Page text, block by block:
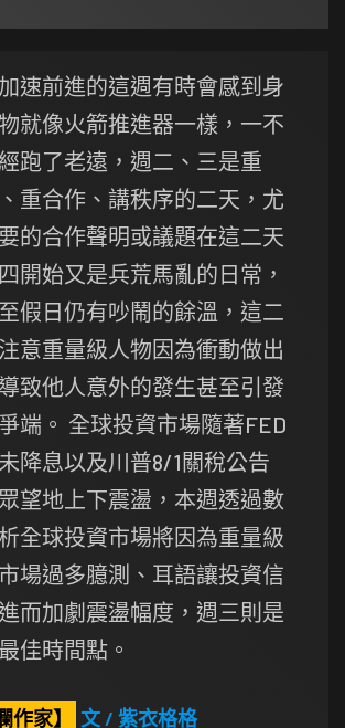
速前進的這週有時會感到身
就像火箭推進器一樣，一不
跑了老遠，週二、三是重
重合作、講秩序的二天，尤
的合作聲明或議題在這二天
開始又是兵荒馬亂的日常，
假日仍有吵鬧的餘溫，這二
意重量級人物因為衝動做出
致他人意外的發生甚至引發
端。 全球投資市場隨著FED
降息以及川普8/1關稅公告
望地上下震盪，本週透過數
全球投資市場將因為重量級
場過多臆測、耳語讓投資信
而加劇震盪幅度，週三則是
佳時間點。
作家】 文 / 紫衣格格